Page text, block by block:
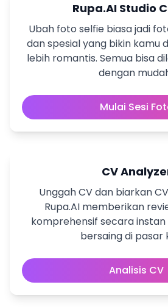
Rupa.AI Studio
Ubah foto selfie biasa jadi
dan spesial yang bikin kamu
lebih romantis. Semua bisa
dengan
Mulai Sesi
CV
Unggah CV dan biarkan
Rupa.AI memberikan
komprehensif secara
bersaing di pasar
Analisis CV